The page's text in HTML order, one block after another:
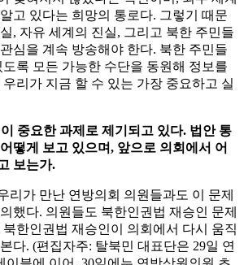
고 있다는 희망의 통로다. 그렇기 때문
, 자유 세계의 진실, 그리고 북한 주민들
심을 계속 방송해야 한다. 북한 주민들
록 모든 가능한 수단을 동원해 정보를
리가 지금 할 수 있는 가장 중요하고 실
중요한 과제로 제기되고 있다. 법안 통
떻게 보고 있으며, 앞으로 의회에서 어
보는가.
리가 만난 연방의회 의원들과도 이 문제
했다. 의원들도 북한인권법 재승인 문제
한인권법 재승인이 의회에서 다시 움직
다. (편집자주: 탈북민 대표단은 29일 연